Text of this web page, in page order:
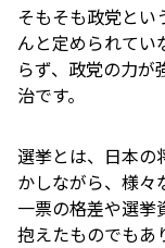
そもそも政党とい
んと定められてい
らず、政党の力
治です。
選挙とは、日本の
かしながら、様々
一票の格差や選挙
抱えたものでもあ